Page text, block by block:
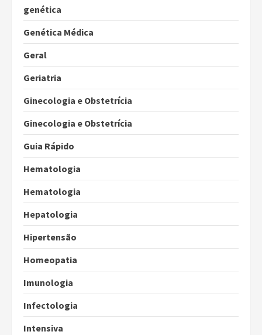
genética
Genética Médica
Geral
Geriatria
Ginecologia e Obstetrícia
Ginecologia e Obstetrícia
Guia Rápido
Hematologia
Hematologia
Hepatologia
Hipertensão
Homeopatia
Imunologia
Infectologia
Intensiva